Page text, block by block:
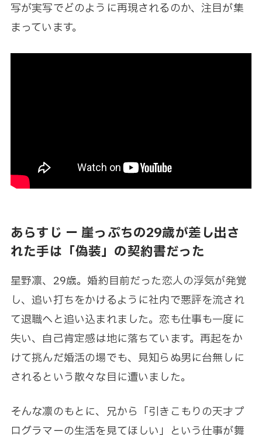
写が実写でどのように再現されるのか、注目が集
まっています。
あらすじ ー 崖っぷちの29歳が差し出さ
れた手は「偽装」の契約書だった
星野凛、29歳。婚約目前だった恋人の浮気が発覚
し、追い打ちをかけるように社内で悪評を流され
て退職へと追い込まれました。恋も仕事も一度に
失い、自己肯定感は地に落ちています。再起をか
けて挑んだ婚活の場でも、見知らぬ男に台無しに
されるという散々な目に遭いました。
そんな凛のもとに、兄から「引きこもりの天才プ
ログラマーの生活を見てほしい」という仕事が舞